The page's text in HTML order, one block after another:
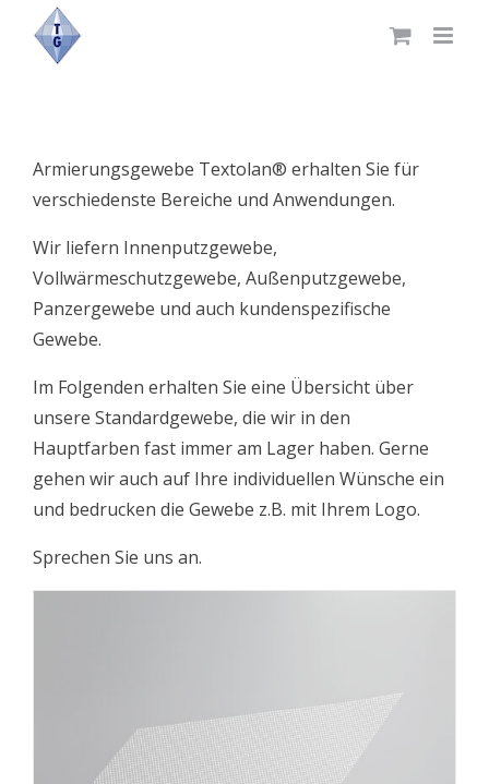
Armierungsgewebe Textolan® erhalten Sie für
verschiedenste Bereiche und Anwendungen.
Wir liefern Innenputzgewebe,
Vollwärmeschutzgewebe, Außenputzgewebe,
Panzergewebe und auch kundenspezifische
Gewebe.
Im Folgenden erhalten Sie eine Übersicht über
unsere Standardgewebe, die wir in den
Hauptfarben fast immer am Lager haben. Gerne
gehen wir auch auf Ihre individuellen Wünsche ein
und bedrucken die Gewebe z.B. mit Ihrem Logo.
Sprechen Sie uns an.